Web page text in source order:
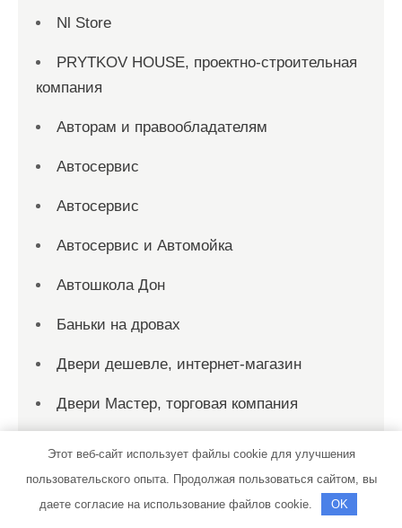
Nl Store
PRYTKOV HOUSE, проектно-строительная
компания
Авторам и правообладателям
Автосервис
Автосервис
Автосервис и Автомойка
Автошкола Дон
Баньки на дровах
Двери дешевле, интернет-магазин
Двери Мастер, торговая компания
Дверимастер, служба установки дверей
Этот веб-сайт использует файлы cookie для улучшения
пользовательского опыта. Продолжая пользоваться сайтом, вы
даете согласие на использование файлов cookie.
OK